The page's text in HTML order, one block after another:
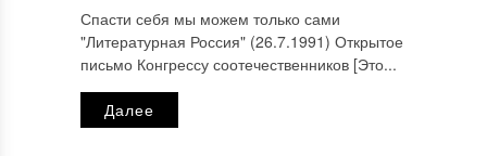
Спасти себя мы можем только сами
"Литературная Россия" (26.7.1991) Открытое
письмо Конгрессу соотечественников [Это...
Далее